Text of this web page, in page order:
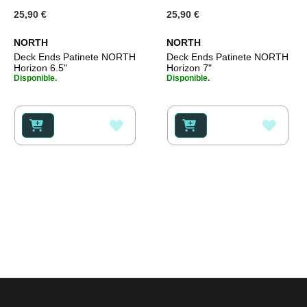
25,90 €
NORTH
Deck Ends Patinete NORTH
Horizon 6.5"
Disponible.
A
25,90 €
NORTH
Deck Ends Patinete NORTH
Horizon 7"
Disponible.
A